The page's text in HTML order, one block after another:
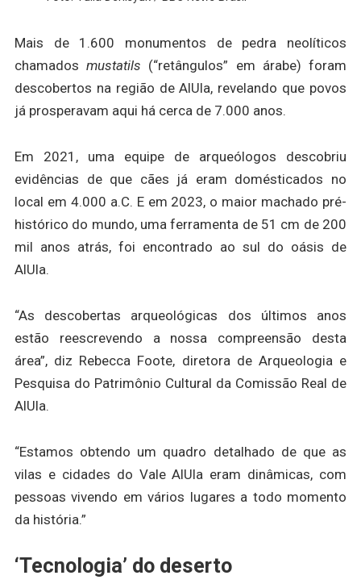
Mais de 1.600 monumentos de pedra neolíticos
chamadosmustatils (“retângulos” em árabe) foram
descobertos na região de AlUla, revelando que povos
já prosperavam aqui há cerca de 7.000 anos.
Em 2021, uma equipe de arqueólogos descobriu
evidências de que cães já eram domésticados no
local em 4.000 a.C. E em 2023, o maior machado pré-
histórico do mundo, uma ferramenta de 51 cm de 200
mil anos atrás, foi encontrado ao sul do oásis de
AlUla.
“As descobertas arqueológicas dos últimos anos
estão reescrevendo a nossa compreensão desta
área”, diz Rebecca Foote, diretora de Arqueologia e
Pesquisa do Patrimônio Cultural da Comissão Real de
AlUla.
“Estamos obtendo um quadro detalhado de que as
vilas e cidades do Vale AlUla eram dinâmicas, com
pessoas vivendo em vários lugares a todo momento
da história.”
‘Tecnologia’ do deserto